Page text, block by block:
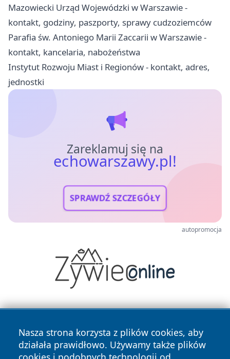
Mazowiecki Urząd Wojewódzki w Warszawie -
kontakt, godziny, paszporty, sprawy cudzoziemców
Parafia św. Antoniego Marii Zaccarii w Warszawie -
kontakt, kancelaria, nabożeństwa
Instytut Rozwoju Miast i Regionów - kontakt, adres,
jednostki
Zareklamuj się na
echowarszawy.pl!
SPRAWDŹ SZCZEGÓŁY
autopromocja
Nasza strona korzysta z plików cookies, aby
działała prawidłowo. Używamy także plików